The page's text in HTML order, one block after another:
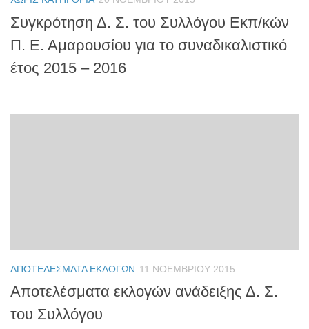
Συγκρότηση Δ. Σ. του Συλλόγου Εκπ/κών
Π. Ε. Αμαρουσίου για το συναδικαλιστικό
έτος 2015 – 2016
ΑΠΟΤΕΛΈΣΜΑΤΑ ΕΚΛΟΓΏΝ 11 ΝΟΕΜΒΡΊΟΥ 2015
Αποτελέσματα εκλογών ανάδειξης Δ. Σ.
του Συλλόγου